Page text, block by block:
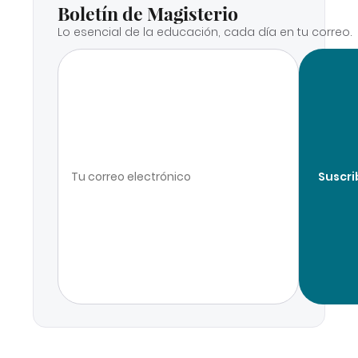
Boletín de Magisterio
Lo esencial de la educación, cada día en tu correo.